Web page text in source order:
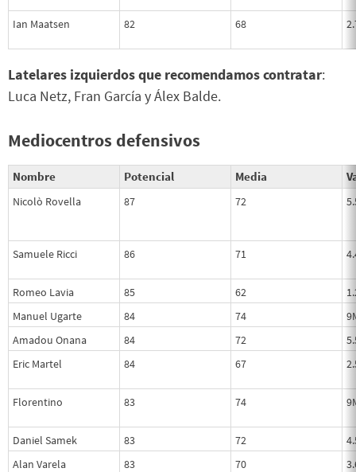
Ian Maatsen 82 68
Latelares izquierdos que recomendamos contratar:
Luca Netz, Fran García y Álex Balde.
Mediocentros defensivos
Nombre Potencial Media
Nicolò Rovella 87 72
Samuele Ricci 86 71
Romeo Lavia 85 62
Manuel Ugarte
84 74
Amadou Onana
84 72
Eric Martel
84 67
Florentino 83 74
Daniel Samek 83 72
Alan Varela
83 70